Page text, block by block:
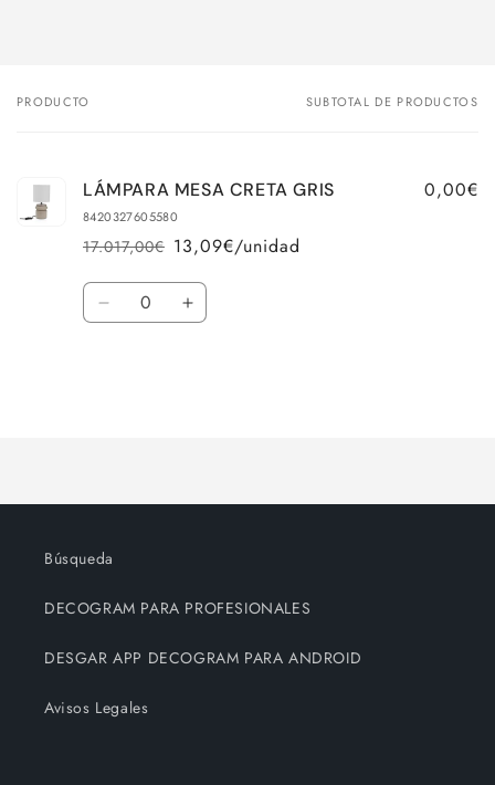
Tu
PRODUCTO SUBTOTAL DE PRODUCTOS
LÁMPARA MESA CRETA GRIS
8420327605580
Precio
habitual
17.017,00€
Precio
de
oferta
13,09€/unidad
0,00€
Cantidad
Reducir
Aumentar
Búsqueda
DECOGRAM PARA PROFESIONALES
DESGAR APP DECOGRAM PARA ANDROID
Avisos Legales